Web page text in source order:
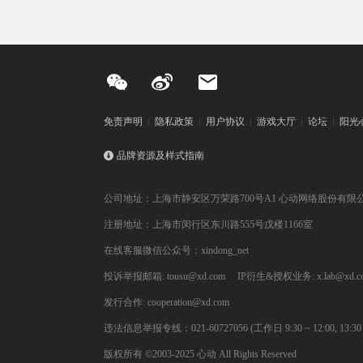
免责声明 隐私政策 用户协议 游戏大厅 论坛 阳光
品牌资源及样式指南
公司地址：上海市静安区万荣路700号A1 心动网络股份有限
注册地址：上海市闵行区东川路555号戊楼1166室
在线客服微信公众号：xindong_net
投诉举报邮箱: tousu@xd.com IP衍生&授权业务:
发行合作: cooperation@xd.com
违法信息举报专线：021-60727056 (工作日 9:30 ~ 12:00, 13:30
版权所有 ©2003-2025 心动 All Rights Reserved